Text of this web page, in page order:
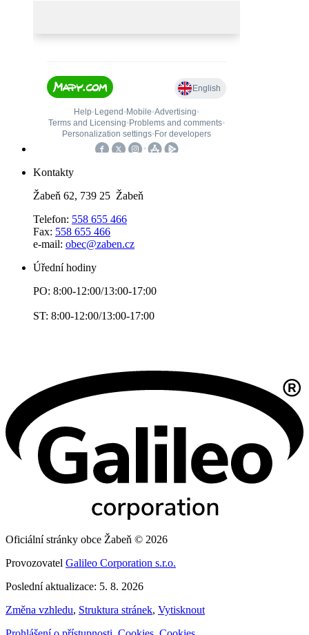
Kontakty
Žabeň 62, 739 25 Žabeň
Telefon: 558 655 466
Fax: 558 655 466
e-mail: obec@zaben.cz
Úřední hodiny
PO: 8:00-12:00/13:00-17:00
ST: 8:00-12:00/13:00-17:00
Oficiální stránky obce Žabeň © 2026
Provozovatel Galileo Corporation s.r.o.
Poslední aktualizace: 5. 8. 2026
Změna vzhledu, Struktura stránek, Vytisknout